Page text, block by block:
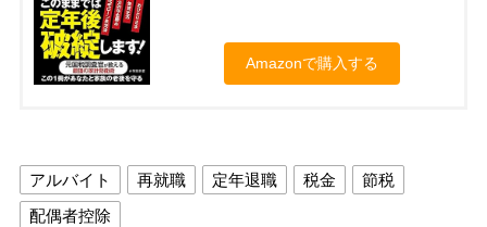
Amazonで購入する
アルバイト 再就職 定年退職 税金
節税
配偶者控除